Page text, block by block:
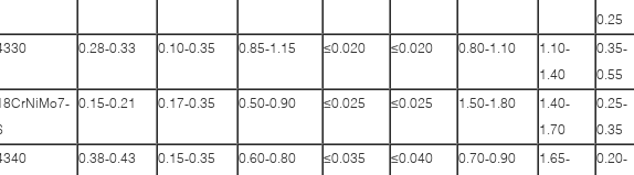
0.25
0.28-0.33 0.10-0.35 0.85-1.15 ≤0.020 ≤0.020 0.80-1.10
1.10-
1.40
0.35-
0.55
0.15-0.21 0.17-0.35 0.50-0.90 ≤0.025 ≤0.025 1.50-1.80
1.40-
1.70
0.25-
0.35
0.38-0.43 0.15-0.35 0.60-0.80 ≤0.035 ≤0.040 0.70-0.90
1.65-
0.20-